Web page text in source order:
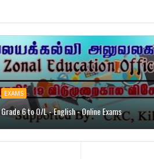
EXAMS
Grade 6 to O/L - English - Online Exams